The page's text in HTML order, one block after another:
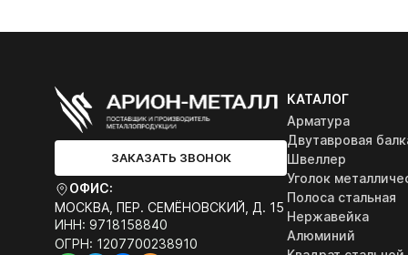
ЗАКАЗАТЬ ЗВОНОК
ОФИС:
МОСКВА, ПЕР. СЕМЁНОВСКИЙ, Д. 15
ИНН: 9718158840
ОГРН: 1207700238910
КАТАЛОГ
Арматура
Двутавровая
Швеллер
Уголок
Полоса стальная
Нержавейка
Алюминий